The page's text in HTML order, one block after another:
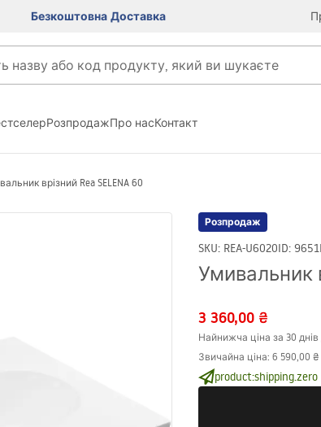
Безкоштовна Доставка
РозпродажПро насКонтакт
врізний Rea SELENA 60
Розпродаж
SKU: REA-U6020ID: 9651
Умивальник
3 360,00 ₴
Найнижча ціна за 30
Звичайна ціна: 6 590,00 ₴
product:shipping.zero